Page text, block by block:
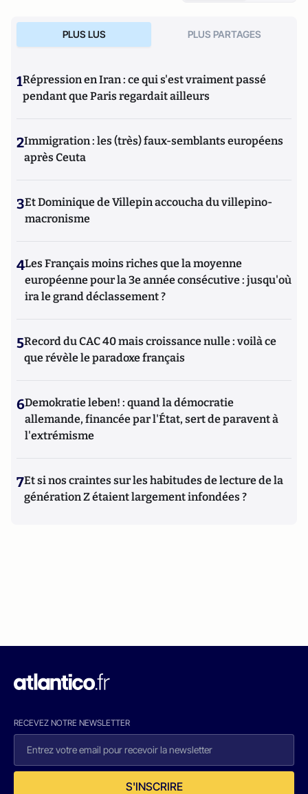
PLUS LUS PLUS PARTAGES
1Répression en Iran : ce qui s'est vraiment passé
pendant que Paris regardait ailleurs
2Immigration : les (très) faux-semblants européens
après Ceuta
3Et Dominique de Villepin accoucha du villepino-
macronisme
4Les Français moins riches que la moyenne
européenne pour la 3e année consécutive : jusqu'où
ira le grand déclassement ?
5Record du CAC 40 mais croissance nulle : voilà ce
que révèle le paradoxe français
6Demokratie leben! : quand la démocratie
allemande, financée par l'État, sert de paravent à
l'extrémisme
7Et si nos craintes sur les habitudes de lecture de la
génération Z étaient largement infondées ?
RECEVEZ NOTRE NEWSLETTER
S'INSCRIRE